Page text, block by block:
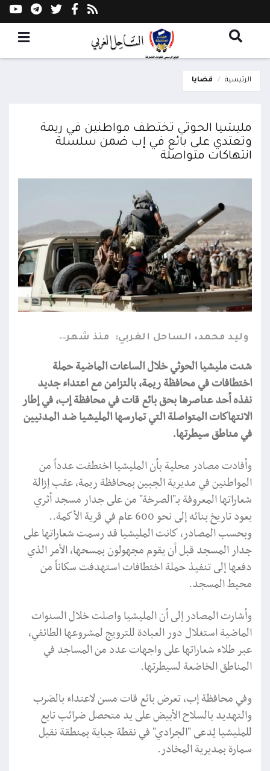
الرئيسية قضايا
مليشيا الحوثي تختطف مواطنين في ريمة
وتعتدي على بائع في إب ضمن سلسلة
انتهاكات متواصلة
وليد محمد، الساحل الغربي: منذ شهر
شنت مليشيا الحوثي خلال الساعات الماضية حملة
اختطافات في محافظة ريمة، بالتزامن مع اعتداء جديد
نفذه أحد عناصرها بحق بائع قات في محافظة إب، في إطار
الانتهاكات المتواصلة التي تمارسها المليشيا ضد المدنيين
في مناطق سيطرتها.
وأفادت مصادر محلية بأن المليشيا اختطفت عدداً من
المواطنين في مديرية الجبين بمحافظة ريمة، عقب إزالة
شعاراتها المعروفة بـ"الصرخة" من على جدار مسجد أثري
يعود تاريخ بنائه إلى نحو 600 عام في قرية الأكمة..
وبحسب المصادر، كانت المليشيا قد رسمت شعاراتها على
جدار المسجد قبل أن يقوم مجهولون بمسحها، الأمر الذي
دفعها إلى تنفيذ حملة اختطافات استهدفت سكاناً من
محيط المسجد.
وأشارت المصادر إلى أن المليشيا واصلت خلال السنوات
الماضية استغلال دور العبادة للترويج لمشروعها الطائفي،
عبر طلاء شعاراتها على واجهات عدد من المساجد في
المناطق الخاضعة لسيطرتها.
وفي محافظة إب، تعرض بائع قات مسن لاعتداء بالضرب
والتهديد بالسلاح الأبيض على يد متحصل ضرائب تابع
للمليشيا يُدعى "الجرادي" في نقطة جباية بمنطقة نقيل
سمارة بمديرية المخادر.